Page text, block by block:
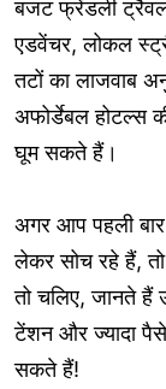
बजट फ्रेंडली
एडवेंचर, लोकल
तटों का लाजवाब
अफोर्डेबल होटल्स
घूम सकते हैं।
अगर आप पहली
लेकर सोच रहे हैं,
तो चलिए, जानते हैं
टेंशन और ज्यादा
सकते हैं!